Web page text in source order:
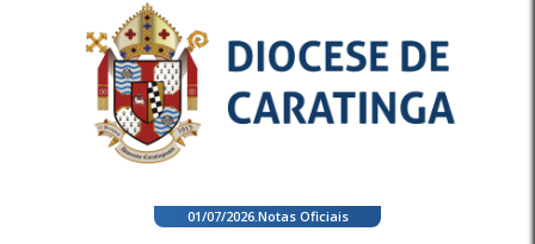
01/07/2026. Notas Oficiais